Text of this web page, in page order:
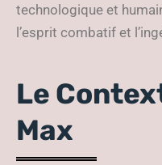
technologique et
l’esprit combatif et
Le
Max